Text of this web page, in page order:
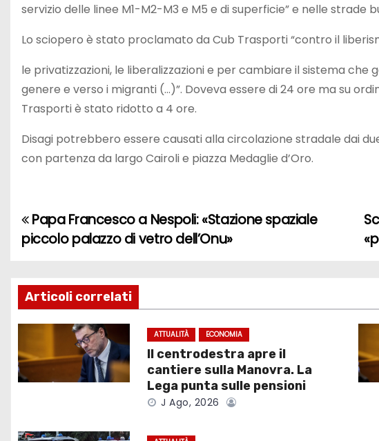
servizio delle linee M1-M2-M3 e M5 e di superficie” e nelle strade
Lo sciopero è stato proclamato da Cub Trasporti “contro il
le privatizzazioni, le liberalizzazioni e per cambiare il sistema che
genere e verso i migranti (…)”. Doveva essere di 24 ore ma su
Trasporti è stato ridotto a 4 ore.
Disagi potrebbero essere causati alla circolazione stradale dai
con partenza da largo Cairoli e piazza Medaglie d’Oro.
N
a
v
i
a
i
Papa Francesco a Nespoli: «Stazione spaziale
piccolo palazzo di vetro dell’Onu»
Articoli correlati
ATTUALITÀ ECONOMIA
Il centrodestra apre il
cantiere sulla Manovra. La
Lega punta sulle pensioni
J Ago, 2026